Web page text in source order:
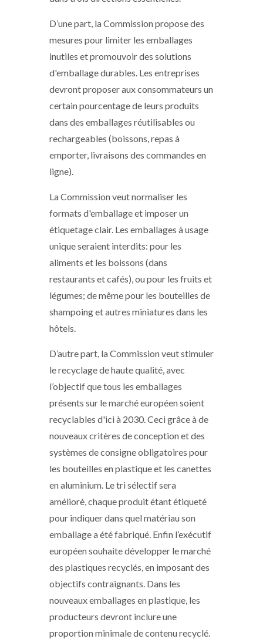
D’une part, la Commission propose des
mesures pour limiter les emballages
inutiles et promouvoir des solutions
d'emballage durables. Les entreprises
devront proposer aux consommateurs un
certain pourcentage de leurs produits
dans des emballages réutilisables ou
rechargeables (boissons, repas à
emporter, livraisons des commandes en
ligne).
La Commission veut normaliser les
formats d'emballage et imposer un
étiquetage clair. Les emballages à usage
unique seraient interdits: pour les
aliments et les boissons (dans
restaurants et cafés), ou pour les fruits et
légumes; de même pour les bouteilles de
shampoing et autres miniatures dans les
hôtels.
D’autre part, la Commission veut stimuler
le recyclage de haute qualité, avec
l’objectif que tous les emballages
présents sur le marché européen soient
recyclables d'ici à 2030. Ceci grâce à de
nouveaux critères de conception et des
systèmes de consigne obligatoires pour
les bouteilles en plastique et les canettes
en aluminium. Le tri sélectif sera
amélioré, chaque produit étant étiqueté
pour indiquer dans quel matériau son
emballage a été fabriqué. Enfin l’exécutif
européen souhaite développer le marché
des plastiques recyclés, en imposant des
objectifs contraignants. Dans les
nouveaux emballages en plastique, les
producteurs devront inclure une
proportion minimale de contenu recyclé.